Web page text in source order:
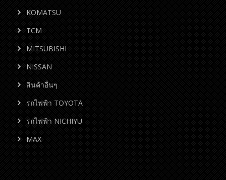
KOMATSU
TCM
MITSUBISHI
NISSAN
สินค้าอื่นๆ
รถไฟฟ้า TOYOTA
รถไฟฟ้า NICHIYU
MAX